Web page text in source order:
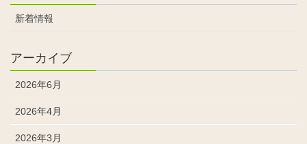
新着情報
アーカイブ
2026年6月
2026年4月
2026年3月